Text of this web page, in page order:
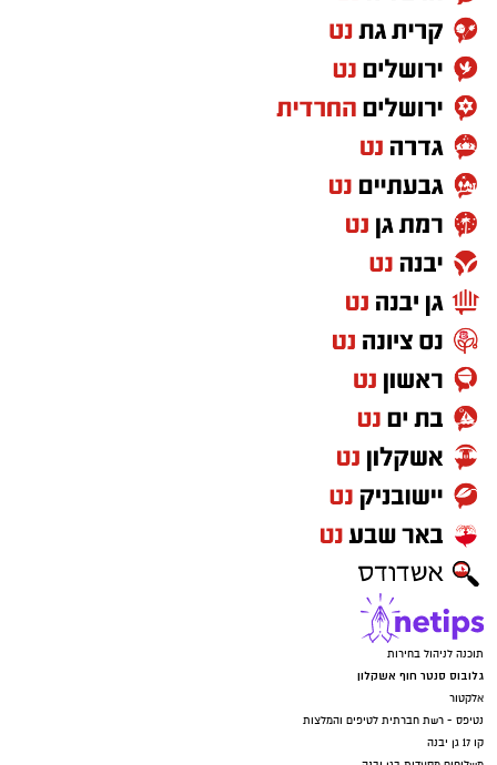
תוכנה לניהול בחירות
גלובוס סנטר חוף אשקלון
אלקטור
נטיפס - רשת חברתית לטיפים והמלצות
קו 17 גן יבנה